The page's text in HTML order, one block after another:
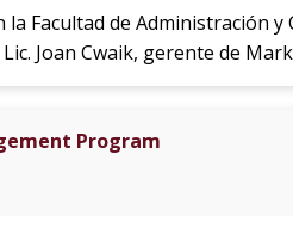
Facultad de Administración
Joan Cwaik, gerente de
Program